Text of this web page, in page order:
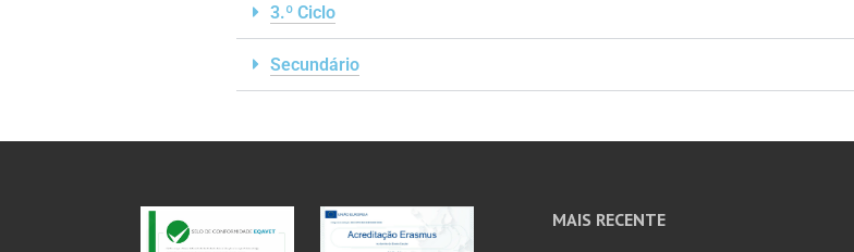
3.º Ciclo
Secundário
MAIS RECENTE